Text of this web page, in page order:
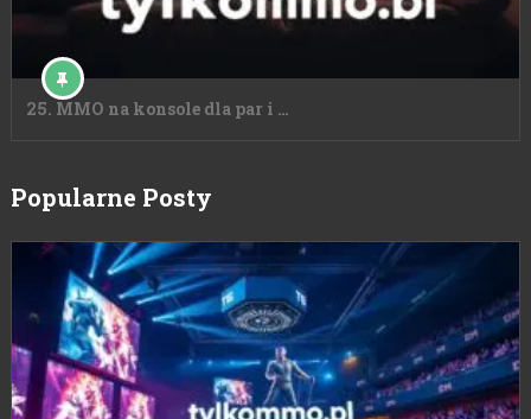
25. MMO na konsole dla par i …
Popularne Posty